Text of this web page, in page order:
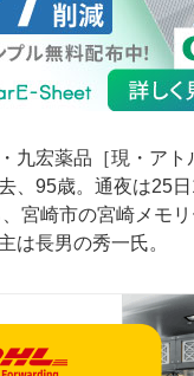
・九宏薬品［現・ア
、95歳。通夜は25
宮崎市の宮崎メモ
は長男の秀一氏。